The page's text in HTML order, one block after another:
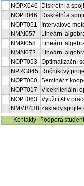
NOPX046
Diskrétní a
NOPT046
Diskrétní a
NOPT051
Intervalové
NMAI057
Lineární
NMAI058
Lineární
NMAI072
Lineární
NOPT053
Optimalizační
NPRG045
Ročníkový
NOPT060
Seminář z
NOPT017
Vícekriteriální
NOPT063
Využití AI v
NMMB438 Základy spojité
Kontakty
Podpora